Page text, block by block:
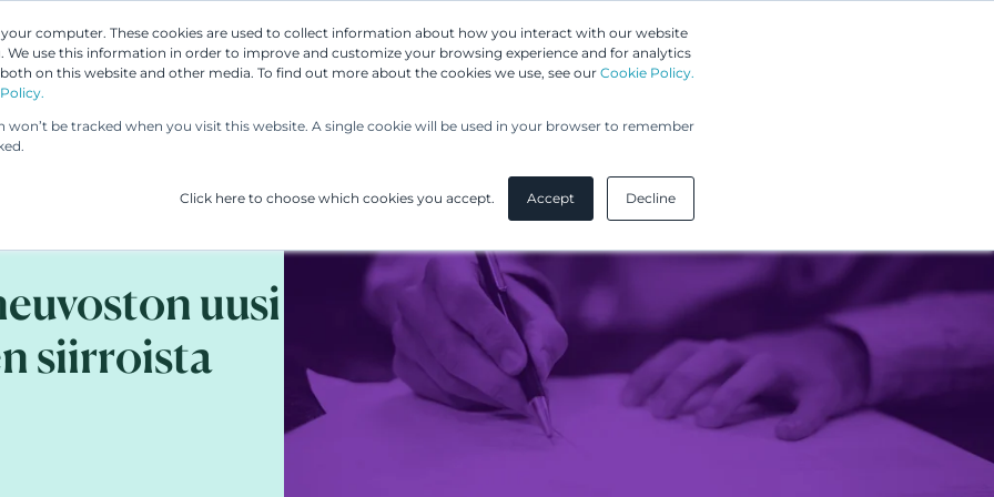
computer. These cookies are used to collect information about how you interact with our website
We use this information in order to improve and customize your browsing experience and for analytics
on this website and other media. To find out more about the cookies we use, see our Cookie Policy.
be tracked when you visit this website. A single cookie will be used in your browser to remember
Click here to choose which cookies you accept. Accept Decline
Asiantuntijamme Palvelumme UP & UPC Asiakkaamme
uusi
siirroista